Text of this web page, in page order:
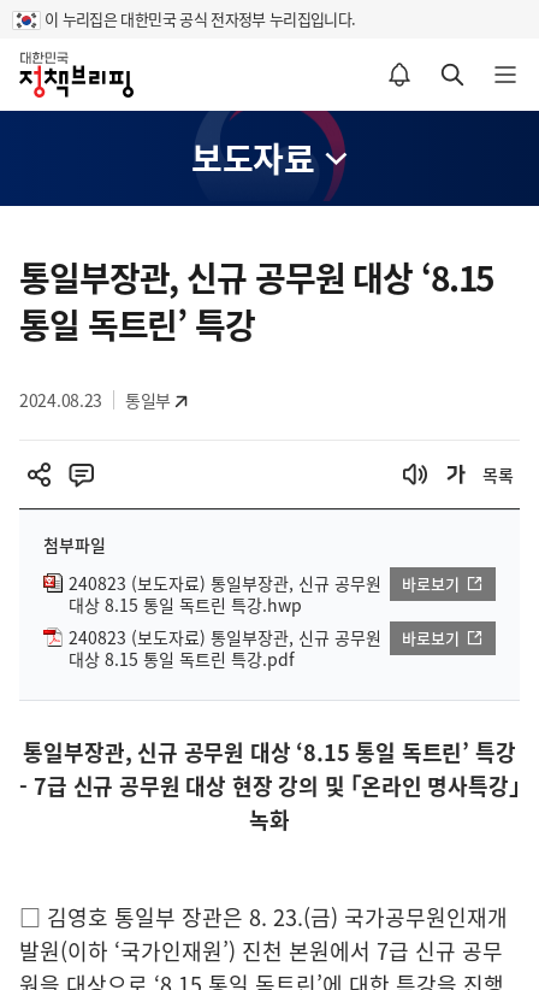
이 누리집은 대한민국 공식 전자정부 누리집입니다.
홈
알림설정 바로가기 검색 바로가기 메뉴 열기
보도자료
텐
츠
영
통일부장관, 신규 공무원 대상 ‘8.15
통일 독트린’ 특강
2024.08.23 통일부
목록
첨부파일
240823 (보도자료) 통일부장관, 신규 공무원
대상 8.15 통일 독트린 특강.hwp
바로보기
240823 (보도자료) 통일부장관, 신규 공무원
대상 8.15 통일 독트린 특강.pdf
바로보기
통일부장관, 신규 공무원 대상 ‘8.15 통일 독트린’ 특강
- 7급 신규 공무원 대상 현장 강의 및 ｢온라인 명사특강｣
녹화
□ 김영호 통일부 장관은 8. 23.(금) 국가공무원인재개
발원(이하 ‘국가인재원’) 진천 본원에서 7급 신규 공무